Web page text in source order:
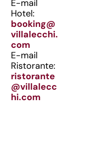
E-mail
Hotel:
booking@
villalecchi.
com
E-mail
Ristorante:
ristorante
@villalecc
hi.com